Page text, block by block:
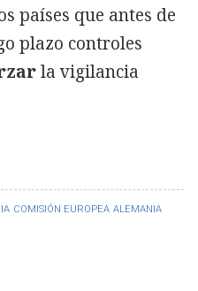
COMISIÓN EUROPEA ALEMANIA
países que antes de
plazo controles
la vigilancia